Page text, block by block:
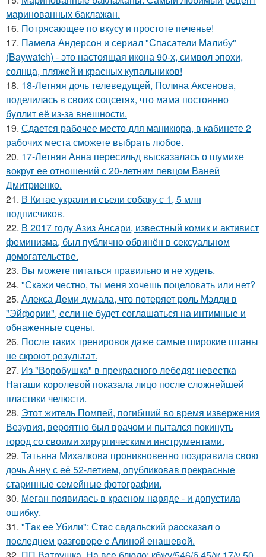
маринованных баклажан.
16. Потрясающее по вкусу и простоте печенье!
17. Памела Андерсон и сериал "Спасатели Малибу"
(Baywatch) - это настоящая икона 90-х, символ эпохи,
солнца, пляжей и красных купальников!
18. 18-Летняя дочь телеведущей, Полина Аксенова,
поделилась в своих соцсетях, что мама постоянно
буллит её из-за внешности.
19. Сдается рабочее место для маникюра, в кабинете 2
рабочих места сможете выбрать любое.
20. 17-Летняя Анна пересильд высказалась о шумихе
вокруг ее отношений с 20-летним певцом Ваней
Дмитриенко.
21. В Китае украли и съели собаку с 1, 5 млн
подписчиков.
22. В 2017 году Азиз Ансари, известный комик и активист
феминизма, был публично обвинён в сексуальном
домогательстве.
23. Вы можете питаться правильно и не худеть.
24. "Скажи честно, ты меня хочешь поцеловать или нет?
25. Алекса Деми думала, что потеряет роль Мэдди в
"Эйфории", если не будет соглашаться на интимные и
обнаженные сцены.
26. После таких тренировок даже самые широкие штаны
не скроют результат.
27. Из "Воробушка" в прекрасного лебедя: невестка
Наташи королевой показала лицо после сложнейшей
пластики челюсти.
28. Этот житель Помпей, погибший во время извержения
Везувия, вероятно был врачом и пытался покинуть
город со своими хирургическими инструментами.
29. Татьяна Михалкова проникновенно поздравила свою
дочь Анну с её 52-летием, опубликовав прекрасные
старинные семейные фотографии.
30. Меган появилась в красном наряде - и допустила
ошибку.
31. "Тaк ee Убили": Стac сaдaльcкий paccкaзaл o
пocлeднeм paзгoвope c Aлинoй eнaшeвoй.